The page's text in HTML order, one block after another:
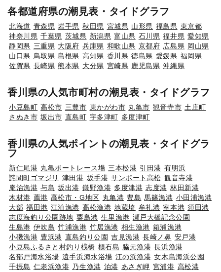
各都道府県の潮見表・タイドグラフ
北海道 青森県 岩手県 秋田県 宮城県 山形県 福島県 東京都
神奈川県 千葉県 茨城県 新潟県 富山県 石川県 福井県 愛知県
静岡県 三重県 大阪府 兵庫県 和歌山県 京都府 広島県 岡山県
山口県 鳥取県 島根県 高知県 香川県 徳島県 愛媛県 福岡県
佐賀県 長崎県 熊本県 大分県 宮崎県 鹿児島県 沖縄県
香川県の人気市町村の潮見表・タイドグラフ
小豆島町 高松市 三豊市 東かがわ市 丸亀市 観音寺市 土庄町
さぬき市 坂出市 直島町 宇多津町 多度津町
香川県の人気ポイントの潮見表・タイドグラ
フ
新仁尾港 丸亀ボートレース場 三本松港 引田港 有明浜
詫間町ゴマジリ
津田港 坂手港 サンポート高松 観音寺港
庵治漁港 与島 坂出港 鎌野漁港 多度津港 志度港 林田新港
木材港 薦港 高松市・G地区 丸亀港 豊島 馬篠漁港 小田浦漁港
大部 福田港 江泊漁港 高松漁港 地蔵埼 牟礼港 室本港 須田港
志度海釣り公園跡地 粟島港 生里漁港 瀬戸大橋記念公園
生島港 伊吹島 竹浦漁港 竹居漁港 相生漁港 箱浦漁港
小磯漁港 豊浜港 直島釣り公園 吉見漁港 長崎ノ鼻 安戸港
小豆島ふるさと村釣り桟橋 櫃石島 脇元漁港 長浜漁港
名部戸海水浴場 遠手浜海水浴場 江の浜漁港 女木島海浜公園
千振島 仁老浜漁港 乃生漁港 泊港 あさぎ岬 宮浦港 高松港